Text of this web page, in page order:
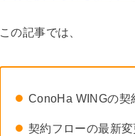
この記事では、
ConoHa WINGの契
契約フローの最新変